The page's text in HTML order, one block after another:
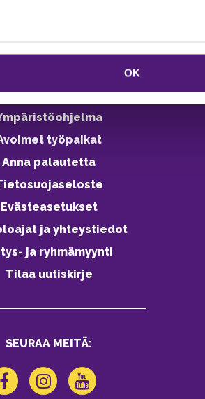
OK
Vastuullisuus
työpaikat
Anna palautetta
Evästeasetukset
ja yhteystiedot
ja ryhmämyynti
Tilaa uutiskirje
SEURAA MEITÄ: